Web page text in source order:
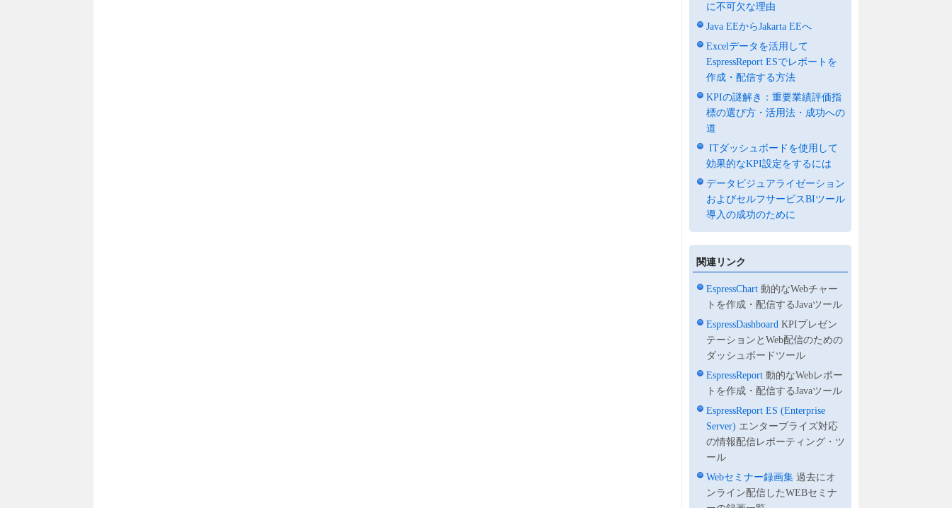
に不可欠な理由
Java EEからJakarta EEへ
Excelデータを活用して
EspressReport ESでレポートを
作成・配信する方法
KPIの謎解き：重要業績評価指
標の選び方・活用法・成功への
道
ITダッシュボードを使用して
効果的なKPI設定をするには
データビジュアライゼーション
およびセルフサービスBIツール
導入の成功のために
関連リンク
EspressChart 動的なWebチャー
トを作成・配信するJavaツール
EspressDashboard KPIプレゼン
テーションとWeb配信のための
ダッシュボードツール
EspressReport 動的なWebレポー
トを作成・配信するJavaツール
EspressReport ES (Enterprise
Server) エンタープライズ対応
の情報配信レポーティング・ツ
ール
Webセミナー録画集 過去にオ
ンライン配信したWEBセミナ